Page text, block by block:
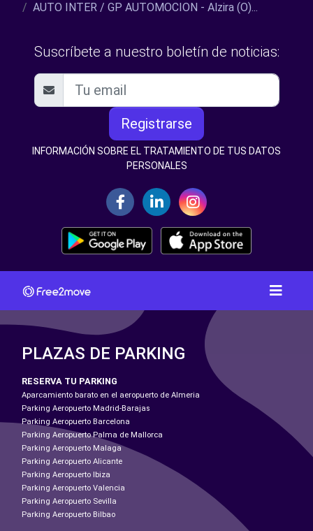
AUTO INTER / GP AUTOMOCION - Alzira (O)...
Suscríbete a nuestro boletín de noticias:
Registrarse
INFORMACIÓN SOBRE EL TRATAMIENTO DE TUS DATOS
PERSONALES
PLAZAS DE PARKING
RESERVA TU PARKING
Aparcamiento barato en el aeropuerto de Almeria
Parking Aeropuerto Madrid-Barajas
Parking Aeropuerto Barcelona
Parking Aeropuerto Palma de Mallorca
Parking Aeropuerto Malaga
Parking Aeropuerto Alicante
Parking Aeropuerto Ibiza
Parking Aeropuerto Valencia
Parking Aeropuerto Sevilla
Parking Aeropuerto Bilbao